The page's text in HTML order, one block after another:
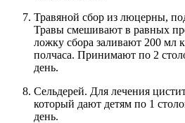
Травяной сбор из люцерны,
Травы смешивают в равных
ложку сбора заливают 200 мл
полчаса. Принимают по 2
день.
Сельдерей. Для лечения
который дают детям по 1
день.